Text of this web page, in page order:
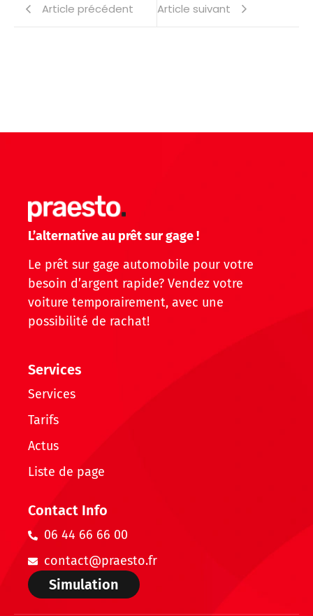
Article précédent Article suivant
L’alternative au prêt sur gage !
Le prêt sur gage automobile pour votre
besoin d’argent rapide? Vendez votre
voiture temporairement, avec une
possibilité de rachat!
Services
Services
Tarifs
Actus
Liste de page
Contact Info
06 44 66 66 00
contact@praesto.fr
Simulation